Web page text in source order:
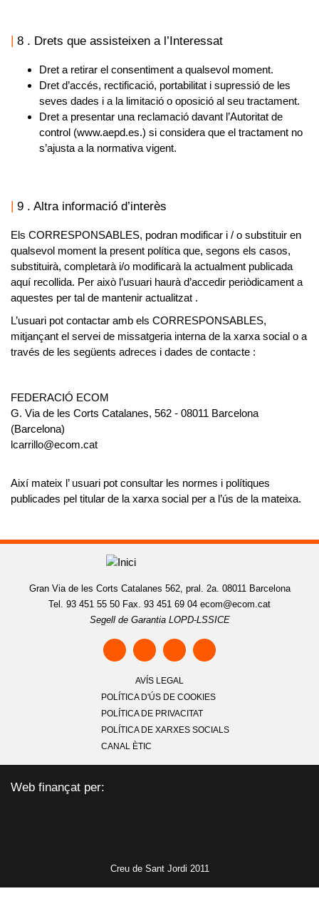
8 . Drets que assisteixen a l’Interessat
Dret a retirar el consentiment a qualsevol moment.
Dret d’accés, rectificació, portabilitat i supressió de les
seves dades i a la limitació o oposició al seu tractament.
Dret a presentar una reclamació davant l’Autoritat de
control (www.aepd.es.) si considera que el tractament no
s’ajusta a la normativa vigent.
9 . Altra informació d’interès
Els CORRESPONSABLES, podran modificar i / o substituir en
qualsevol moment la present política que, segons els casos,
substituirà, completarà i/o modificarà la actualment publicada
aquí recollida. Per això l’usuari haurà d’accedir periòdicament a
aquestes per tal de mantenir actualitzat .
L’usuari pot contactar amb els CORRESPONSABLES,
mitjançant el servei de missatgeria interna de la xarxa social o a
través de les següents adreces i dades de contacte :
FEDERACIÓ ECOM
G. Via de les Corts Catalanes, 562 - 08011 Barcelona
(Barcelona)
lcarrillo@ecom.cat
Així mateix l’ usuari pot consultar les normes i polítiques
publicades pel titular de la xarxa social per a l’ús de la mateixa.
Gran Via de les Corts Catalanes 562, pral. 2a. 08011 Barcelona
Tel. 93 451 55 50 Fax. 93 451 69 04 ecom@ecom.cat
Segell de Garantia LOPD-LSSICE
AVÍS LEGAL
POLÍTICA D'ÚS DE COOKIES
POLÍTICA DE PRIVACITAT
POLÍTICA DE XARXES SOCIALS
CANAL ÈTIC
Web finançat per:
Creu de Sant Jordi 2011